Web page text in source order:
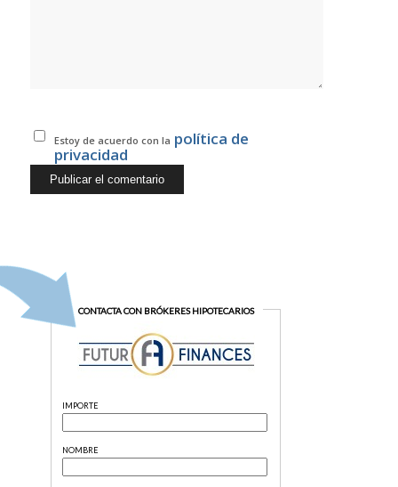
Estoy de acuerdo con la política de
privacidad